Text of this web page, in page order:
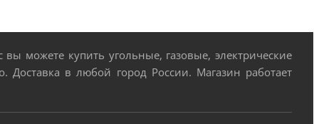
можете купить угольные, газовые, электрические
Доставка в любой город России. Магазин работает